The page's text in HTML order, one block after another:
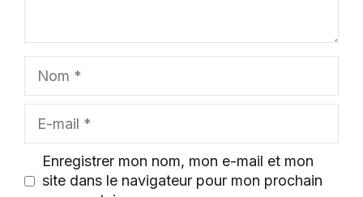
mail
Enregistrer mon nom, mon e-mail et mon
site dans le navigateur pour mon prochain